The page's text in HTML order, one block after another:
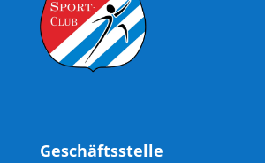
Geschäftsstelle